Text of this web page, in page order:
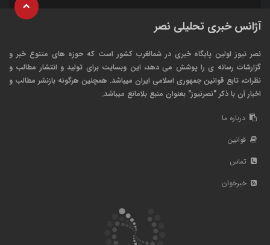
آژانس خبری تحلیلی نصر
نصر نیوز اولین پایگاه خبری در شمالغرب کشور است که حوزه های متنوع خبر و
گزارشات رسانه ی را پوشش می دهد، این وبسایت برای تولید و انتشار مطالب و
نظرات، تابع قوانین جمهوری اسلامی ایران میباشد. همچنین هرگونه بازنشر مطالب و
اخبار آن با ذکر "نصرنیوز" بعنوان منبع بلامانع میباشد.
درباره ما
قوانین
تماس
خبرخوان